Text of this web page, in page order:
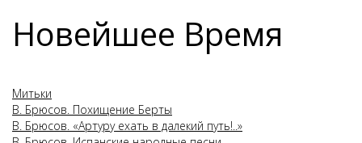
Новейшее Время
Митьки
В. Брюсов. Похищение Берты
В. Брюсов. «Артуру ехать в далекий путь!..»